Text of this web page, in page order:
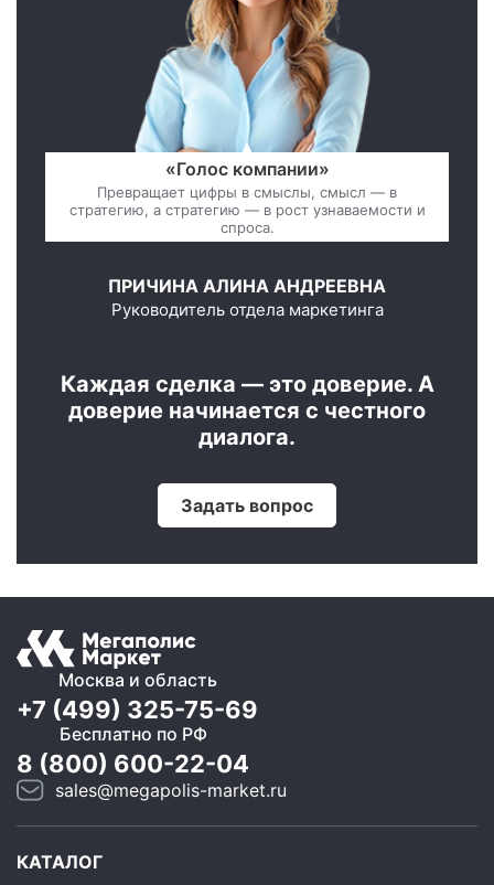
«Голос компании»
Превращает цифры в смыслы, смысл — в
стратегию, а стратегию — в рост узнаваемости и
спроса.
ПРИЧИНА АЛИНА АНДРЕЕВНА
Руководитель отдела маркетинга
Каждая сделка — это доверие. А
доверие начинается с честного
диалога.
Задать вопрос
Москва и область
+7 (499) 325-75-69
Бесплатно по РФ
8 (800) 600-22-04
sales@megapolis-market.ru
КАТАЛОГ